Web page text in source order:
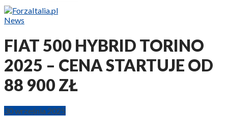
News
FIAT 500 HYBRID TORINO
2025 – CENA STARTUJE OD
88 900 ZŁ
30 września 2025